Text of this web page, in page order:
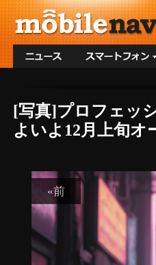
[写真]プロフェッ
よいよ12月上旬オ
«前